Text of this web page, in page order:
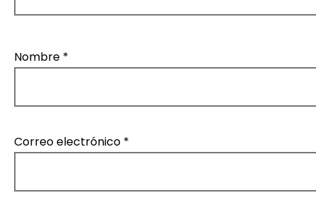
Nombre *
Correo electrónico *